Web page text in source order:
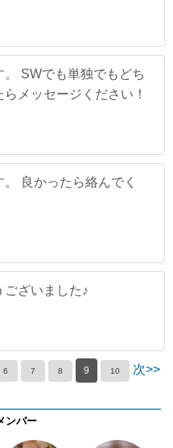
SWでも単独でもどち
メッセージください！
良かったら絡んでく
ございました♪
6 7 8 9 10 次>>
ンバー